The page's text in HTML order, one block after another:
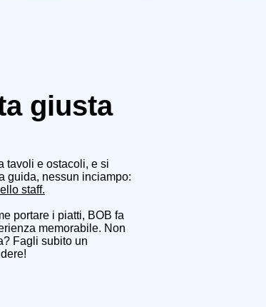
giusta
tavoli e ostacoli, e si
guida, nessun inciampo:
staff.
portare i piatti, BOB fa
memorabile. Non
Fagli subito un